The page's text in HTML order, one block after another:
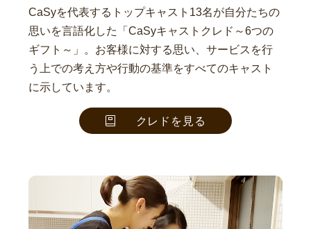
CaSyを代表するトップキャスト13名が自分たちの
思いを言語化した「CaSyキャストクレド～6つの
ギフト～」。お客様に対する思い、サービスを行
う上での考え方や行動の基準をすべてのキャスト
に示しています。
クレドを見る